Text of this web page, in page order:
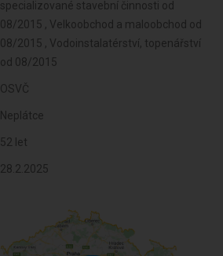
specializované stavební činnosti od
08/2015 , Velkoobchod a maloobchod od
08/2015 , Vodoinstalatérství, topenářství
od 08/2015
OSVČ
Neplátce
52 let
28.2.2025